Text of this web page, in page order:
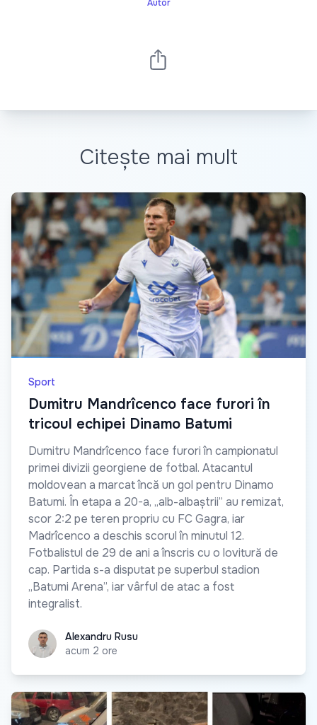
Autor
Citește mai mult
Sport
Dumitru Mandrîcenco face furori în
tricoul echipei Dinamo Batumi
Dumitru Mandrîcenco face furori în campionatul
primei divizii georgiene de fotbal. Atacantul
moldovean a marcat încă un gol pentru Dinamo
Batumi. În etapa a 20-a, „alb-albaștrii” au remizat,
scor 2:2 pe teren propriu cu FC Gagra, iar
Madrîcenco a deschis scorul în minutul 12.
Fotbalistul de 29 de ani a înscris cu o lovitură de
cap. Partida s-a disputat pe superbul stadion
„Batumi Arena”, iar vârful de atac a fost
integralist.
Alexandru Rusu
Alexandru Rusu
acum 2 ore